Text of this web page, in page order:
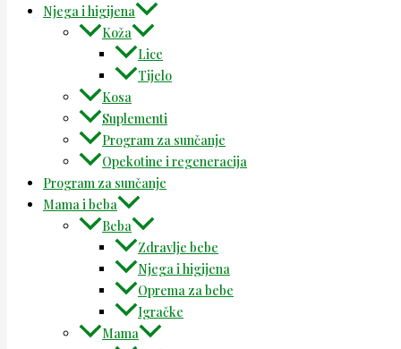
Njega i higijena
Koža
Lice
Tijelo
Kosa
Suplementi
Program za sunčanje
Opekotine i regeneracija
Program za sunčanje
Mama i beba
Beba
Zdravlje bebe
Njega i higijena
Oprema za bebe
Igračke
Mama